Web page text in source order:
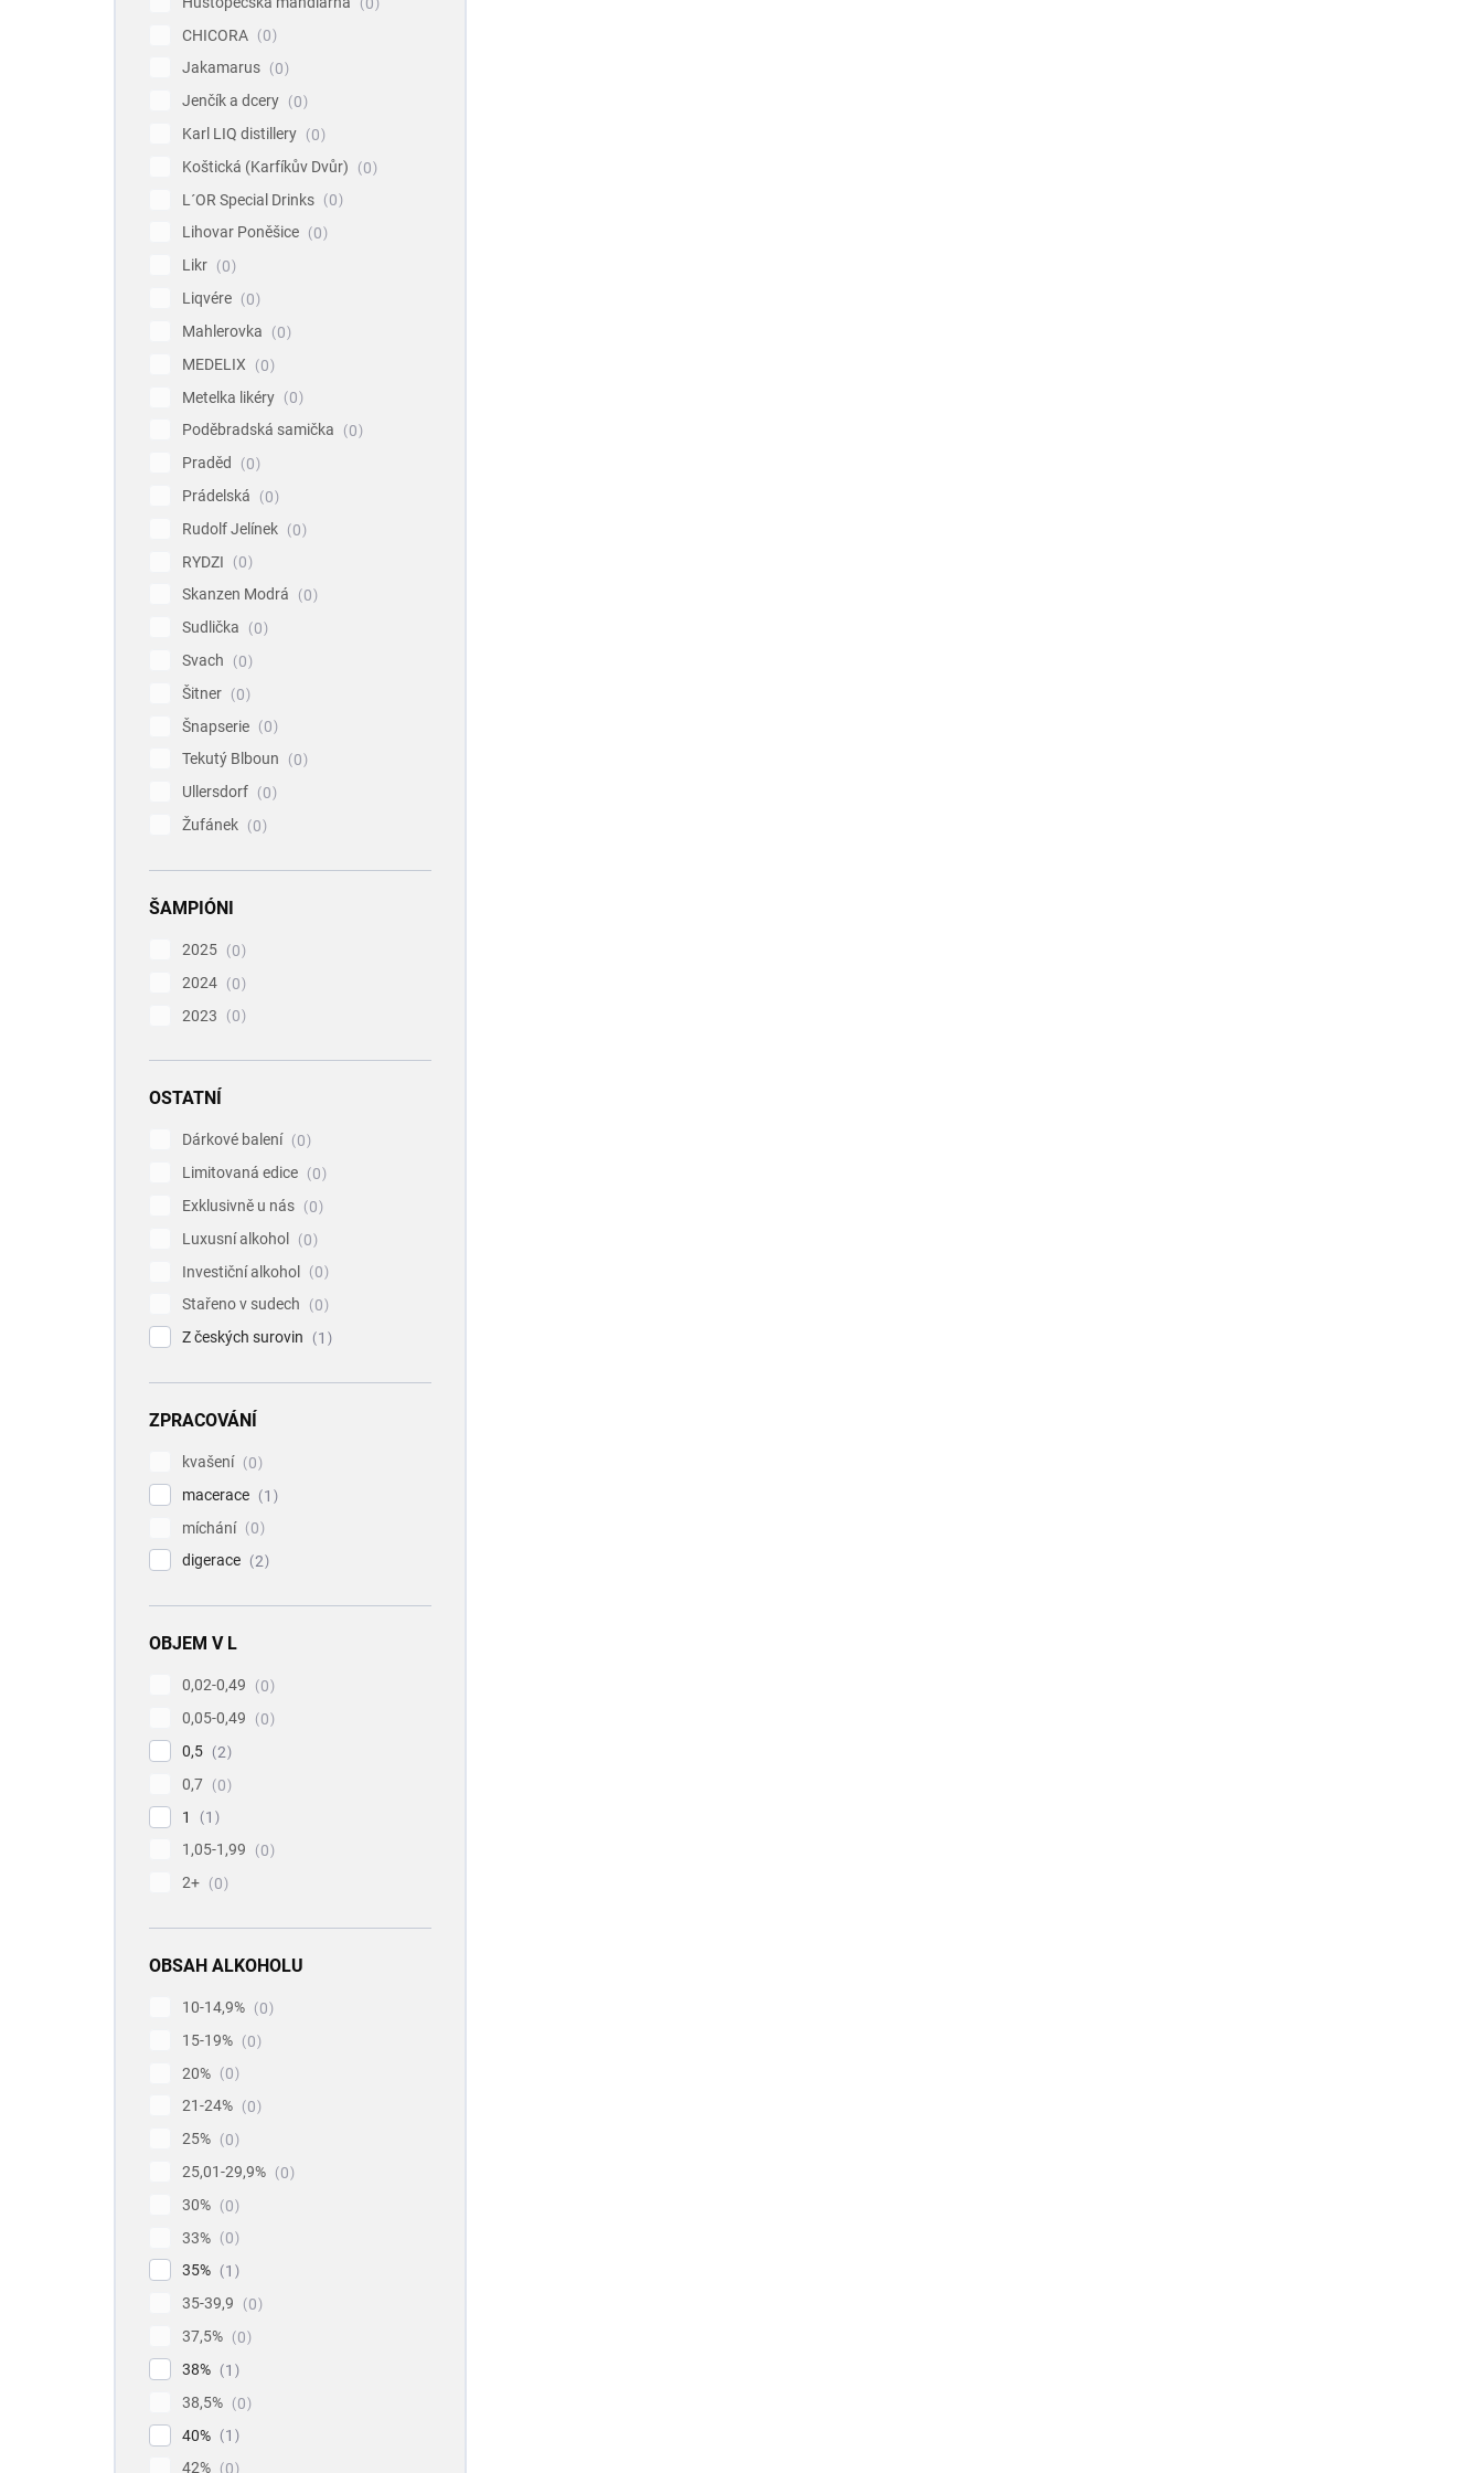
CHICORA
0
Jakamarus
0
Jenčík a dcery
0
Karl LIQ distillery
0
Koštická (Karfíkův Dvůr)
0
L´OR Special Drinks
0
Lihovar Poněšice
0
Likr
0
Liqvére
0
Mahlerovka
0
MEDELIX
0
Metelka likéry
0
Poděbradská samička
0
Praděd
0
Prádelská
0
Rudolf Jelínek
0
RYDZI
0
Skanzen Modrá
0
Sudlička
0
Svach
0
Šitner
0
Šnapserie
0
Tekutý Blboun
0
Ullersdorf
0
Žufánek
0
ŠAMPIÓNI
2025
0
2024
0
2023
0
OSTATNÍ
Dárkové balení
0
Limitovaná edice
0
Exklusivně u nás
0
Luxusní alkohol
0
Investiční alkohol
0
Stařeno v sudech
0
Z českých surovin
1
ZPRACOVÁNÍ
kvašení
0
macerace
1
míchání
0
digerace
2
OBJEM V L
0,02-0,49
0
0,05-0,49
0
0,5
2
0,7
0
1
1
1,05-1,99
0
2+
0
OBSAH ALKOHOLU
10-14,9%
0
15-19%
0
20%
0
21-24%
0
25%
0
25,01-29,9%
0
30%
0
33%
0
35%
1
35-39,9
0
37,5%
0
38%
1
38,5%
0
40%
1
42%
0